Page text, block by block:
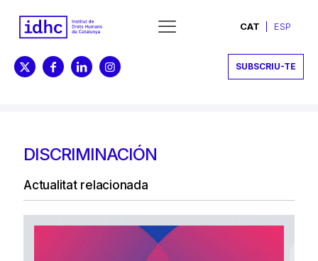
CAT ESP
SUBSCRIU-TE
DISCRIMINACIÓN
Actualitat relacionada